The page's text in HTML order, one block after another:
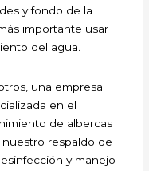
y fondo de la
importante usar
del agua.
una empresa
en el
de albercas
respaldo de
y manejo